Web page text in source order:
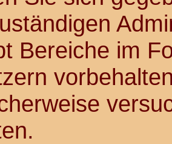
Bereiche im